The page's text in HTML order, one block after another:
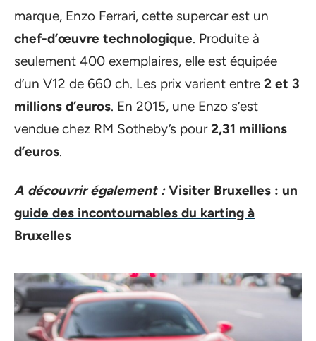
marque, Enzo Ferrari, cette supercar est un
chef-d’œuvre technologique. Produite à
seulement 400 exemplaires, elle est équipée
d’un V12 de 660 ch. Les prix varient entre 2 et 3
millions d’euros. En 2015, une Enzo s’est
vendue chez RM Sotheby’s pour2,31 millions
d’euros.
A découvrir également : Visiter Bruxelles : un
guide des incontournables du karting à
Bruxelles